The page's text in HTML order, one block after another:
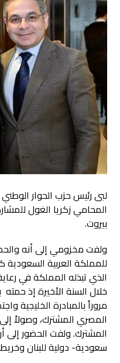
لبى رئيس حزب الحوار
المحامي زكريا الغول
بيروت.
ولفت مخزومي إلى أنه
للمملكة العربية السعودية
الذي تبذله المملكة في
خلال السنة الأخيرة إذ
مروراً بالمبادرة الخليجية
المصري المشترك، وصولاً
المشترك. ولفت الحضور
سعودية- دولية للبنان